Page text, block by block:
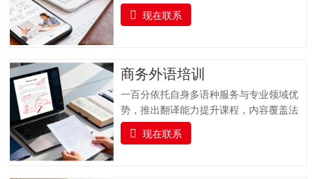
固的合作关系，打造集学术交流、资源整
合与专业支持于一体的科研服务平台。我
核心，提供全流程学术支持，同时实时跟
踪科研前沿，推送更新科研动态资讯并提
供文献检索服务，助力科研工作者高效获
取关键信息，加速学术成果转化与发表。
一、全流程支持：专业投稿指导服务从论
文提交到最终录用，我们全程陪伴，以专
现在联系
商务外语培训
一百分依托自身多语种服务与专业领域优
势，推出翻译能力提升课程，内容覆盖法
律、金融、医疗、交通运输、专业技术、
教育等多个专业领域，支持多种语言的培
现在联系